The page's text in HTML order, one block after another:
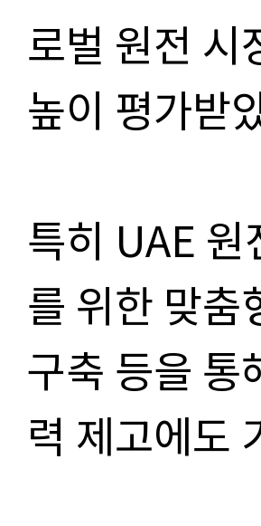
로벌 원전 시
높이 평가받
특히 UAE
를 위한 맞춤
구축 등을 통
력 제고에도